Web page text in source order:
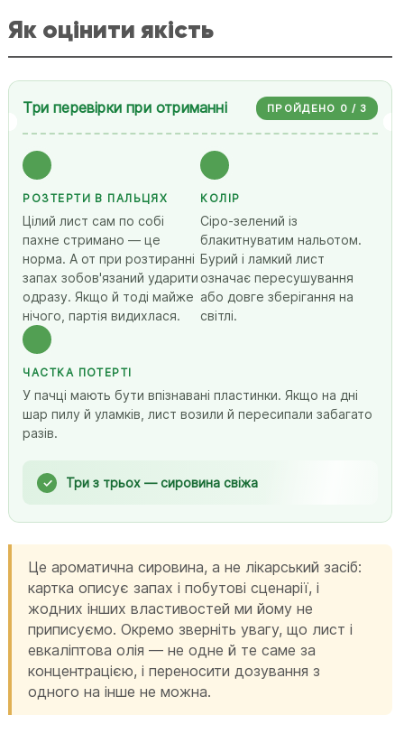
Як оцінити якість
Три перевірки при отриманні ПРОЙДЕНО 0 / 3
РОЗТЕРТИ В ПАЛЬЦЯХ
Цілий лист сам по собі
пахне стримано — це
норма. А от при розтиранні
запах зобов'язаний ударити
одразу. Якщо й тоді майже
нічого, партія видихлася.
КОЛІР
Сіро-зелений із
блакитнуватим нальотом.
Бурий і ламкий лист
означає пересушування
або довге зберігання на
світлі.
ЧАСТКА ПОТЕРТІ
У пачці мають бути впізнавані пластинки. Якщо на дні
шар пилу й уламків, лист возили й пересипали забагато
разів.
Три з трьох — сировина свіжа
Це ароматична сировина, а не лікарський засіб:
картка описує запах і побутові сценарії, і
жодних інших властивостей ми йому не
приписуємо. Окремо зверніть увагу, що лист і
евкаліптова олія — не одне й те саме за
концентрацією, і переносити дозування з
одного на інше не можна.